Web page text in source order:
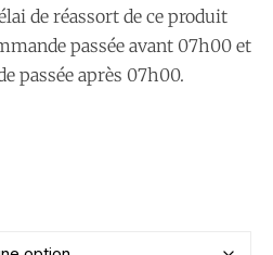
de réassort de ce produit
passée avant 07h00 et
passée après 07h00.